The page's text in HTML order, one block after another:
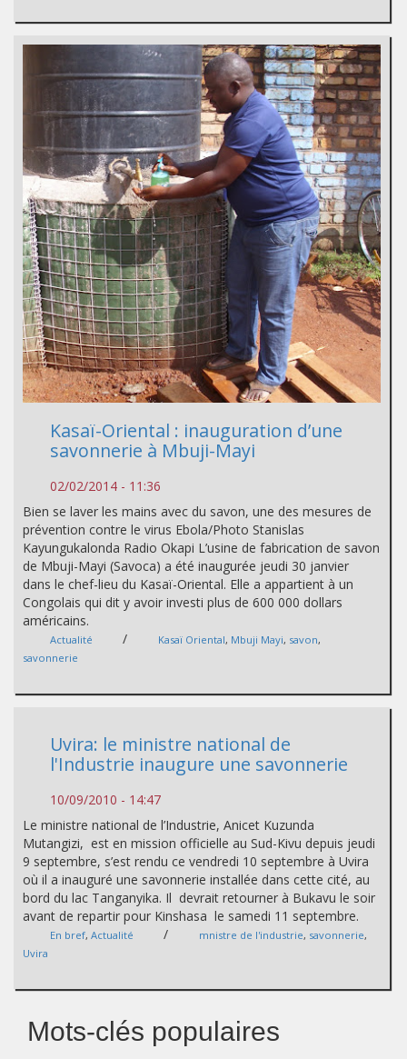
Kasaï-Oriental : inauguration d’une
savonnerie à Mbuji-Mayi
02/02/2014 - 11:36
Bien se laver les mains avec du savon, une des mesures de
prévention contre le virus Ebola/Photo Stanislas
Kayungukalonda Radio Okapi L’usine de fabrication de savon
de Mbuji-Mayi (Savoca) a été inaugurée jeudi 30 janvier
dans le chef-lieu du Kasaï-Oriental. Elle a appartient à un
Congolais qui dit y avoir investi plus de 600 000 dollars
américains.
Actualité / Kasaï Oriental, Mbuji Mayi, savon,
savonnerie
Uvira: le ministre national de
l'Industrie inaugure une savonnerie
10/09/2010 - 14:47
Le ministre national de l’Industrie, Anicet Kuzunda
Mutangizi, est en mission officielle au Sud-Kivu depuis jeudi
9 septembre, s’est rendu ce vendredi 10 septembre à Uvira
où il a inauguré une savonnerie installée dans cette cité, au
bord du lac Tanganyika. Il devrait retourner à Bukavu le soir
avant de repartir pour Kinshasa le samedi 11 septembre.
En bref, Actualité / mnistre de l'industrie, savonnerie,
Uvira
Mots-clés populaires